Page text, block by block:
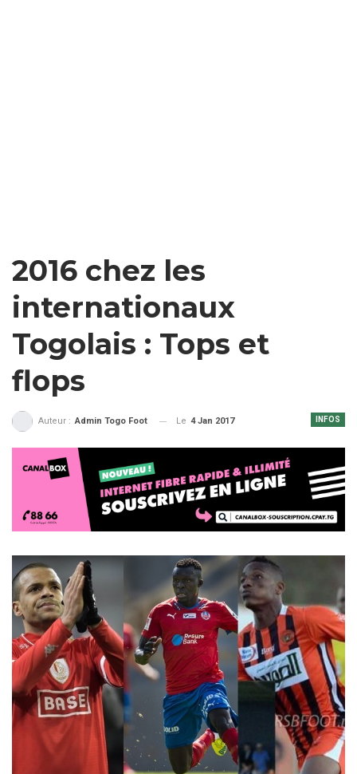
2016 chez les
internationaux
Togolais : Tops et
flops
INFOS
Auteur : Admin Togo Foot Le 4 Jan 2017